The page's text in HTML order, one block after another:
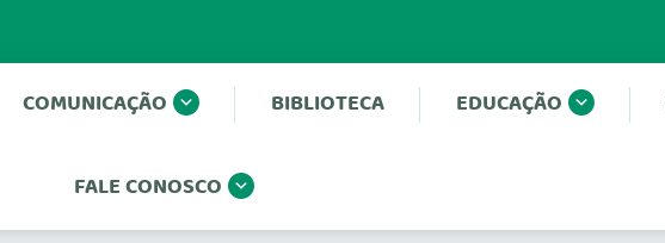
COMUNICAÇÃO BIBLIOTECA EDUCAÇÃO
FALE CONOSCO